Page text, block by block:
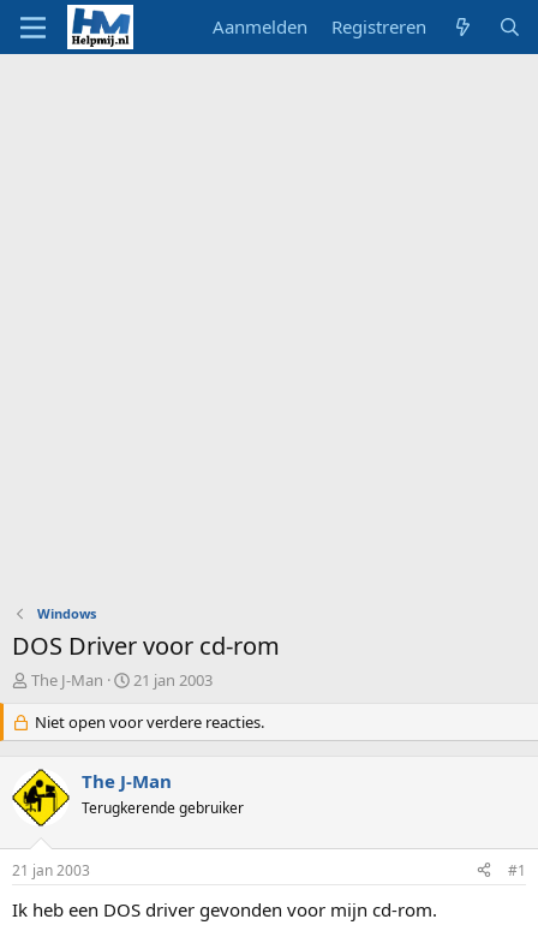
Aanmelden Registreren
Windows
DOS Driver voor cd-rom
O
d
e
w
e
p
s
a
The J-Man
S
a
r
d
a
u
21 jan 2003
Niet open voor verdere reacties.
The J-Man
Terugkerende gebruiker
21 jan 2003 #1
Ik heb een DOS driver gevonden voor mijn cd-rom.